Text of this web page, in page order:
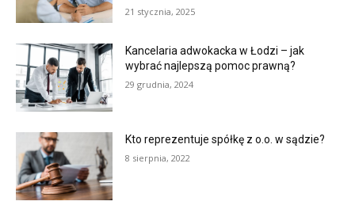
21 stycznia, 2025
Kancelaria adwokacka w Łodzi – jak
wybrać najlepszą pomoc prawną?
29 grudnia, 2024
Kto reprezentuje spółkę z o.o. w sądzie?
8 sierpnia, 2022